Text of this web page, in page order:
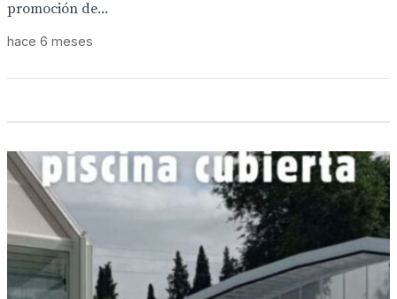
promoción de...
hace 6 meses